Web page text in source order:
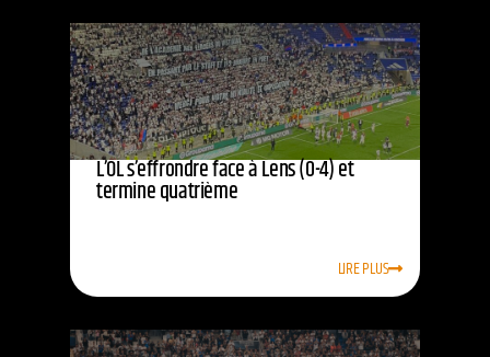
L’OL s’effrondre face à Lens (0-4) et
termine quatrième
LIRE PLUS